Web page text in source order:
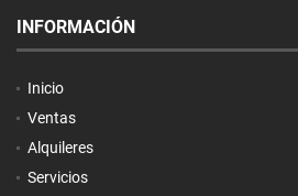
INFORMACIÓN
Inicio
Ventas
Alquileres
Servicios